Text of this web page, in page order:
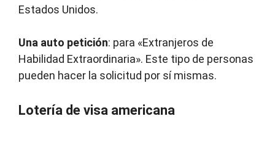
Estados Unidos.
Una auto petición: para «Extranjeros de
Habilidad Extraordinaria». Este tipo de personas
pueden hacer la solicitud por sí mismas.
Lotería de visa americana